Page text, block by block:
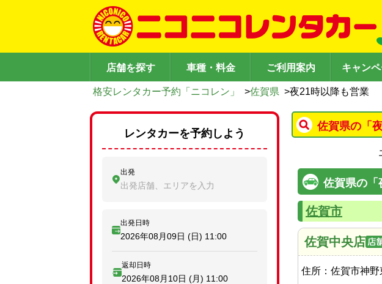
店舗を探す 車種・料金 ご利用案内 キャン
格安レンタカー予約「ニコレン」 >佐賀県 >夜21時以降も営業
佐賀県の「
佐賀県の「
佐賀市
佐賀中央店
住所： 佐賀市神
レンタカーを予約しよう
出発
出発店舗、エリアを入力
出発日時
2026年08月09日 (日) 11:00
返却日時
2026年08月10日 (月) 11:00